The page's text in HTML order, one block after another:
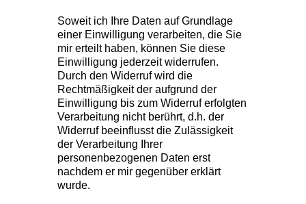
Soweit ich Ihre Daten auf Grundlage
einer Einwilligung verarbeiten, die Sie
mir erteilt haben, können Sie diese
Einwilligung jederzeit widerrufen.
Durch den Widerruf wird die
Rechtmäßigkeit der aufgrund der
Einwilligung bis zum Widerruf erfolgten
Verarbeitung nicht berührt, d.h. der
Widerruf beeinflusst die Zulässigkeit
der Verarbeitung Ihrer
personenbezogenen Daten erst
nachdem er mir gegenüber erklärt
wurde.